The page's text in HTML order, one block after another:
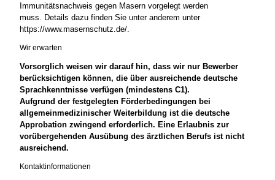
Immunitätsnachweis gegen Masern vorgelegt werden
muss. Details dazu finden Sie unter anderem unter
https://www.masernschutz.de/.
Wir erwarten
Vorsorglich weisen wir darauf hin, dass wir nur Bewerber
berücksichtigen können, die über ausreichende deutsche
Sprachkenntnisse verfügen (mindestens C1).
Aufgrund der festgelegten Förderbedingungen bei
allgemeinmedizinischer Weiterbildung ist die deutsche
Approbation zwingend erforderlich. Eine Erlaubnis zur
vorübergehenden Ausübung des ärztlichen Berufs ist nicht
ausreichend.
Kontaktinformationen